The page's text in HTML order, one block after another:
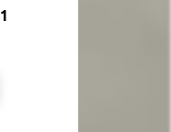
1